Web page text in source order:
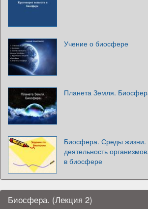
Учение о биосфере
Планета Земля.
Биосфера. Среды
деятельность
в биосфере
Биосфера. (Лекция 2)